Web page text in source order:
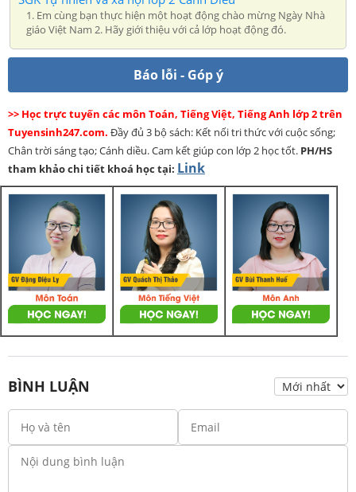
1. Em cùng bạn thực hiện một hoạt động chào mừng Ngày Nhà
giáo Việt Nam 2. Hãy giới thiệu với cả lớp hoạt động đó.
Báo lỗi - Góp ý
>> Học trực tuyến các môn Toán, Tiếng Việt, Tiếng Anh lớp 2 trên
Tuyensinh247.com. Đầy đủ 3 bộ sách: Kết nối tri thức với cuộc sống;
Chân trời sáng tạo; Cánh diều. Cam kết giúp con lớp 2 học tốt. PH/HS
tham khảo chi tiết khoá học tại: Link
BÌNH LUẬN